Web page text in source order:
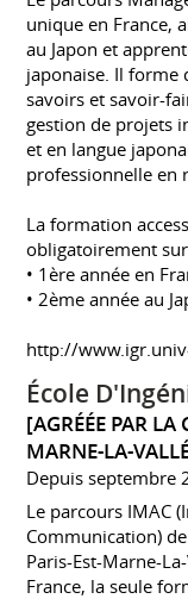
unique en France,
au Japon et
japonaise. Il forme
savoirs et savoir-
gestion de projets
et en langue
professionnelle en
La formation
obligatoirement
• 1ère année en
• 2ème année au
http://
École
[AGRÉÉE PAR LA
MARNE-LA-
Depuis septembre
Le parcours IMAC
Communication)
Paris-Est-Marne-
France, la seule